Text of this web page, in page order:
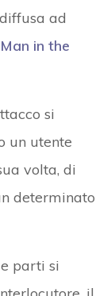
ad
Man in the
si
un utente
volta, di
determinato
parti si